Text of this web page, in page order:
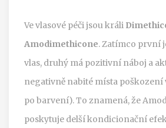
Ve vlasové péči jsou králi
Amodimethicone. Zatímco první
vlas, druhý má pozitivní náboj a
negativně nabité místa
po barvení). To znamená, že
poskytuje delší kondicionační